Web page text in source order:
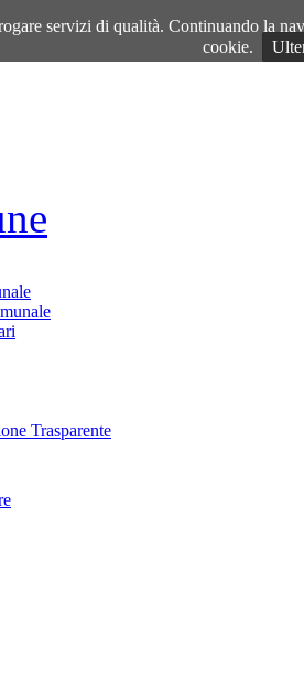
Agosto 2026
Trasparente
servizi di qualità. Continuando la
cookie.